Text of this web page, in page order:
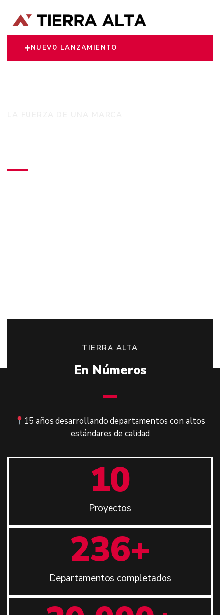
NUEVO LANZAMIENTO
TIERRA ALTA
En Números
15 años desarrollando departamentos con altos
estándares de calidad
Proyectos
10
Departamentos completados
236+